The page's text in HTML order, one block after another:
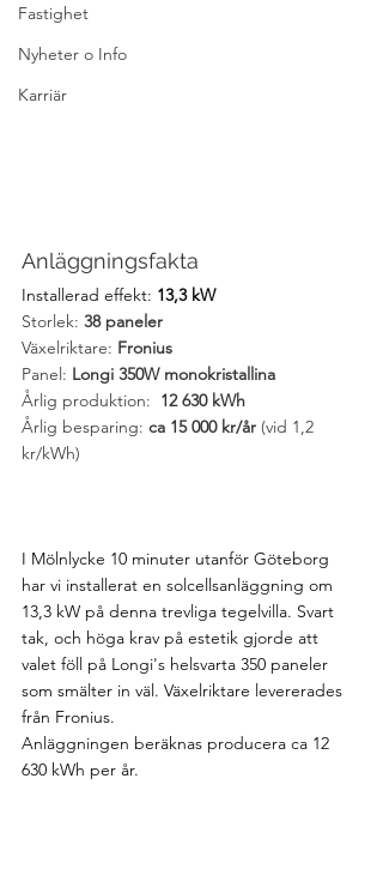
Fastighet
Nyheter o Info
Karriär
Anläggningsfakta
Installerad effekt: 13,3 kW
Storlek: 38 paneler
Växelriktare: Fronius
Panel: Longi 350W monokristallina
Årlig produktion: 12 630 kWh
Årlig besparing: ca 15 000 kr/år (vid 1,2
kr/kWh)
I Mölnlycke 10 minuter utanför Göteborg
har vi installerat en solcellsanläggning om
13,3 kW på denna trevliga tegelvilla. Svart
tak, och höga krav på estetik gjorde att
valet föll på Longi's helsvarta 350 paneler
som smälter in väl. Växelriktare levererades
från Fronius.
Anläggningen beräknas producera ca 12
630 kWh per år.